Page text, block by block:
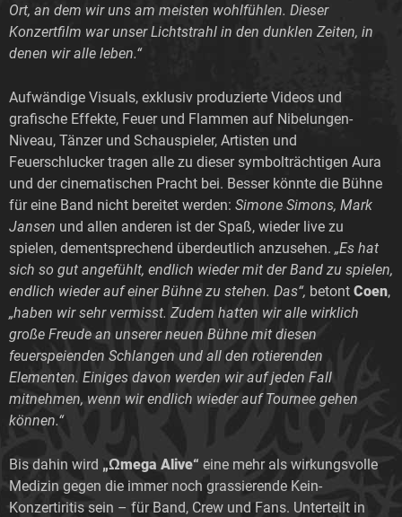
Ort, an dem wir uns am meisten wohlfühlen. Dieser
Konzertfilm war unser Lichtstrahl in den dunklen Zeiten, in
denen wir alle leben.“
Aufwändige Visuals, exklusiv produzierte Videos und
grafische Effekte, Feuer und Flammen auf Nibelungen-
Niveau, Tänzer und Schauspieler, Artisten und
Feuerschlucker tragen alle zu dieser symbolträchtigen Aura
und der cinematischen Pracht bei. Besser könnte die Bühne
für eine Band nicht bereitet werden: Simone Simons, Mark
Jansen und allen anderen ist der Spaß, wieder live zu
spielen, dementsprechend überdeutlich anzusehen. „Es hat
sich so gut angefühlt, endlich wieder mit der Band zu spielen,
endlich wieder auf einer Bühne zu stehen. Das“, betont Coen,
„haben wir sehr vermisst. Zudem hatten wir alle wirklich
große Freude an unserer neuen Bühne mit diesen
feuerspeienden Schlangen und all den rotierenden
Elementen. Einiges davon werden wir auf jeden Fall
mitnehmen, wenn wir endlich wieder auf Tournee gehen
können.“
Bis dahin wird „Ωmega Alive“ eine mehr als wirkungsvolle
Medizin gegen die immer noch grassierende Kein-
Konzertiritis sein – für Band, Crew und Fans. Unterteilt in